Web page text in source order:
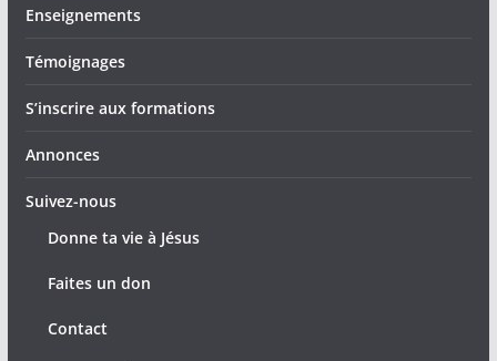
Enseignements
Témoignages
S’inscrire aux formations
Annonces
Suivez-nous
Donne ta vie à Jésus
Faites un don
Contact